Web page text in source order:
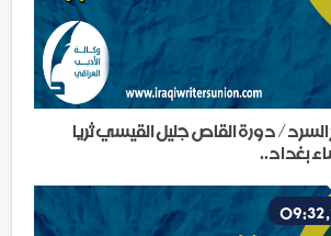
السرد/ دورة القاص جليل القيسي ثريا
بغداد..